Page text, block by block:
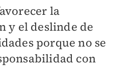
la
y el deslinde de
porque no se
con